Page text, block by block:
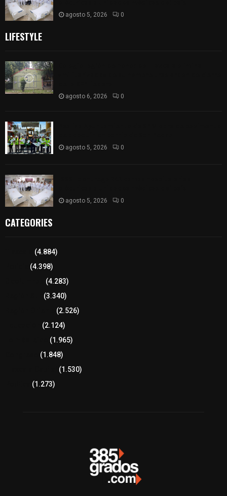
agosto 5, 2026 0
LIFESTYLE
agosto 6, 2026 0
agosto 5, 2026 0
agosto 5, 2026 0
CATEGORIES
(4.884)
(4.398)
(4.283)
(3.340)
(2.526)
(2.124)
(1.965)
(1.848)
(1.530)
(1.273)